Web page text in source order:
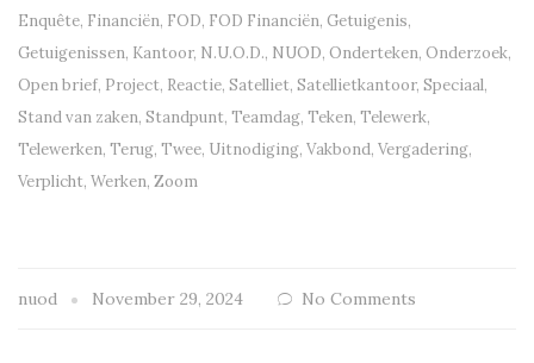
Enquête, Financiën, FOD, FOD Financiën, Getuigenis,
Getuigenissen, Kantoor, N.U.O.D., NUOD, Onderteken, Onderzoek,
Open brief, Project, Reactie, Satelliet, Satellietkantoor, Speciaal,
Stand van zaken, Standpunt, Teamdag, Teken, Telewerk,
Telewerken, Terug, Twee, Uitnodiging, Vakbond, Vergadering,
Verplicht, Werken, Zoom
nuod November 29, 2024 No Comments